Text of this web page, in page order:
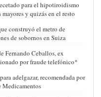
para el hipotiroidismo
y quizás en el resto
construyó el metro de
de sobornos en Suiza
Fernando Ceballos, ex
por fraude telefónico*
adelgazar, recomendada por
Medicamentos